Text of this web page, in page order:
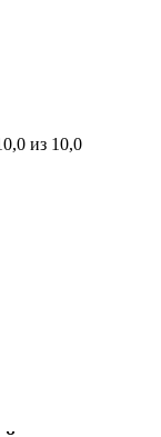
из 10,0